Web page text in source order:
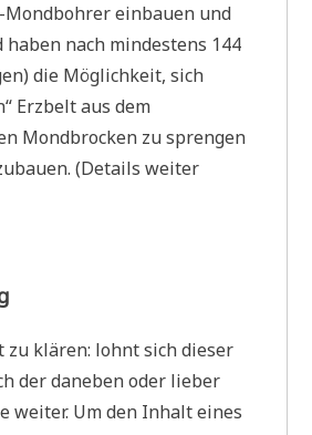
Mondbohrer einbauen und
nach mindestens 144
die Möglichkeit, sich
Erzbelt aus dem
Mondbrocken zu sprengen
(Details weiter
zu klären: lohnt sich dieser
der daneben oder lieber
weiter. Um den Inhalt eines